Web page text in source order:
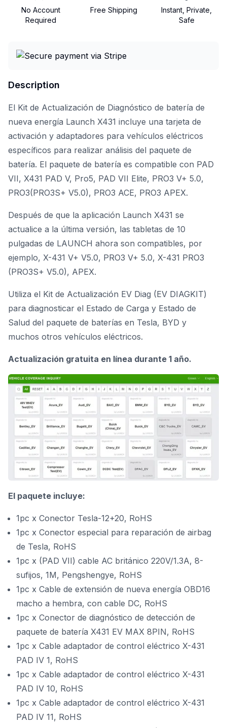
No Account
Required
Free Shipping
Instant, Private,
Safe
Description
El Kit de Actualización de Diagnóstico de batería de
nueva energía Launch X431 incluye una tarjeta de
activación y adaptadores para vehículos eléctricos
específicos para realizar análisis del paquete de
batería. El paquete de batería es compatible con PAD
VII, X431 PAD V, Pro5, PAD VII Elite, PRO3 V+ 5.0,
PRO3(PRO3S+ V5.0), PRO3 ACE, PRO3 APEX.
Después de que la aplicación Launch X431 se
actualice a la última versión, las tabletas de 10
pulgadas de LAUNCH ahora son compatibles, por
ejemplo, X-431 V+ V5.0, PRO3 V+ 5.0, X-431 PRO3
(PRO3S+ V5.0), APEX.
Utiliza el Kit de Actualización EV Diag (EV DIAGKIT)
para diagnosticar el Estado de Carga y Estado de
Salud del paquete de baterías en Tesla, BYD y
muchos otros vehículos eléctricos.
Actualización gratuita en línea durante 1 año.
El paquete incluye:
1pc x Conector Tesla-12+20, RoHS
1pc x Conector especial para reparación de airbag
de Tesla, RoHS
1pc x (PAD VII) cable AC británico 220V/1.3A, 8-
sufijos, 1M, Pengshengye, RoHS
1pc x Cable de extensión de nueva energía OBD16
macho a hembra, con cable DC, RoHS
1pc x Conector de diagnóstico de detección de
paquete de batería X431 EV MAX 8PIN, RoHS
1pc x Cable adaptador de control eléctrico X-431
PAD IV 1, RoHS
1pc x Cable adaptador de control eléctrico X-431
PAD IV 10, RoHS
1pc x Cable adaptador de control eléctrico X-431
PAD IV 11, RoHS